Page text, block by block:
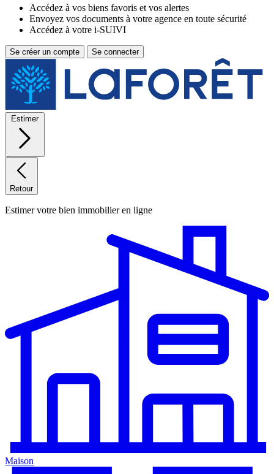
Accédez à vos biens favoris et vos alertes
Envoyez vos documents à votre agence en toute sécurité
Accédez à votre i-SUIVI
Se créer un compte Se connecter
Estimer
Retour
Estimer votre bien immobilier en ligne
Maison